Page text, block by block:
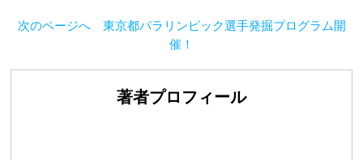
次のページへ 東京都パラリンピック選手発掘プログラム開
催！
著者プロフィール